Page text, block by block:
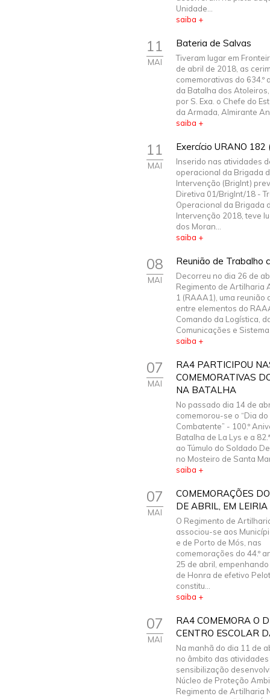
Unidade...
saiba +
11
MAI
Bateria de Salvas
Tiveram lugar em
de abril de 2018, as
comemorativas do 634.º
da Batalha dos
por S. Exa. o Chefe do
da Armada, Almirante
saiba +
11
MAI
Exercício URANO 182
Inserido nas atividades
operacional da Brigada
Intervenção (BrigInt)
Diretiva 01/BrigInt/18 -
Operacional da Brigada
Intervenção 2018, teve
dos Moran...
saiba +
08
MAI
Reunião de Trabalho
Decorreu no dia 26 de
Regimento de Artilharia
1 (RAAA1), uma reunião
entre elementos do
Comando da Logística,
Comunicações e
saiba +
07
MAI
RA4 PARTICIPOU
COMEMORATIVAS
NA BATALHA
No passado dia 14 de
comemorou-se o “Dia do
Combatente” - 100.º
Batalha de La Lys e a
ao Túmulo do Soldado
no Mosteiro de Santa
saiba +
07
MAI
COMEMORAÇÕES
DE ABRIL, EM
O Regimento de
associou-se aos
e de Porto de Mós, nas
comemorações do 44.º
25 de abril,
de Honra de efetivo
constitu...
saiba +
07
MAI
RA4 COMEMORA O
CENTRO ESCOLAR
Na manhã do dia 11 de
no âmbito das
sensibilização
Núcleo de Proteção
Regimento de Artilharia